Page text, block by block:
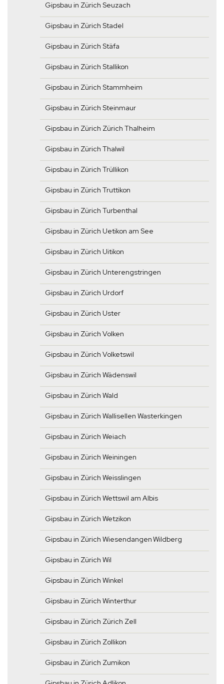
Gipsbau in Zürich Seuzach
Gipsbau in Zürich Stadel
Gipsbau in Zürich Stäfa
Gipsbau in Zürich Stallikon
Gipsbau in Zürich Stammheim
Gipsbau in Zürich Steinmaur
Gipsbau in Zürich Zürich Thalheim
Gipsbau in Zürich Thalwil
Gipsbau in Zürich Trüllikon
Gipsbau in Zürich Truttikon
Gipsbau in Zürich Turbenthal
Gipsbau in Zürich Uetikon am See
Gipsbau in Zürich Uitikon
Gipsbau in Zürich Unterengstringen
Gipsbau in Zürich Urdorf
Gipsbau in Zürich Uster
Gipsbau in Zürich Volken
Gipsbau in Zürich Volketswil
Gipsbau in Zürich Wädenswil
Gipsbau in Zürich Wald
Gipsbau in Zürich Wallisellen Wasterkingen
Gipsbau in Zürich Weiach
Gipsbau in Zürich Weiningen
Gipsbau in Zürich Weisslingen
Gipsbau in Zürich Wettswil am Albis
Gipsbau in Zürich Wetzikon
Gipsbau in Zürich Wiesendangen Wildberg
Gipsbau in Zürich Wil
Gipsbau in Zürich Winkel
Gipsbau in Zürich Winterthur
Gipsbau in Zürich Zürich Zell
Gipsbau in Zürich Zollikon
Gipsbau in Zürich Zumikon